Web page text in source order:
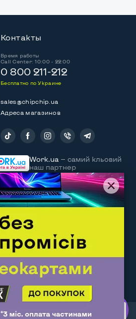
просматривают этот товар
Контакты
Время работы
Call Center: 10:00 - 22:00
0 800 211-212
Бесплатно по Украине
sales@chipchip.ua
Адреса магазинов
Work.ua — самий кльовий
наш партнер